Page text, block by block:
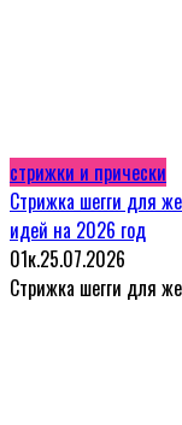
стрижки и прически
Стрижка шегги для
идей на 2026 год
01к.25.07.2026
Стрижка шегги для